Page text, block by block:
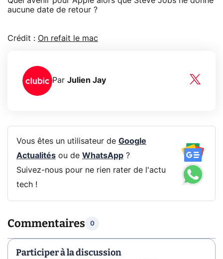
aucune date de retour ?
Crédit : On refait le mac
Par Julien Jay
Vous êtes un utilisateur de Google
Actualitésou de WhatsApp?
Suivez-nous pour ne rien rater de l'actu
tech !
Commentaires 0
Participer à la discussion